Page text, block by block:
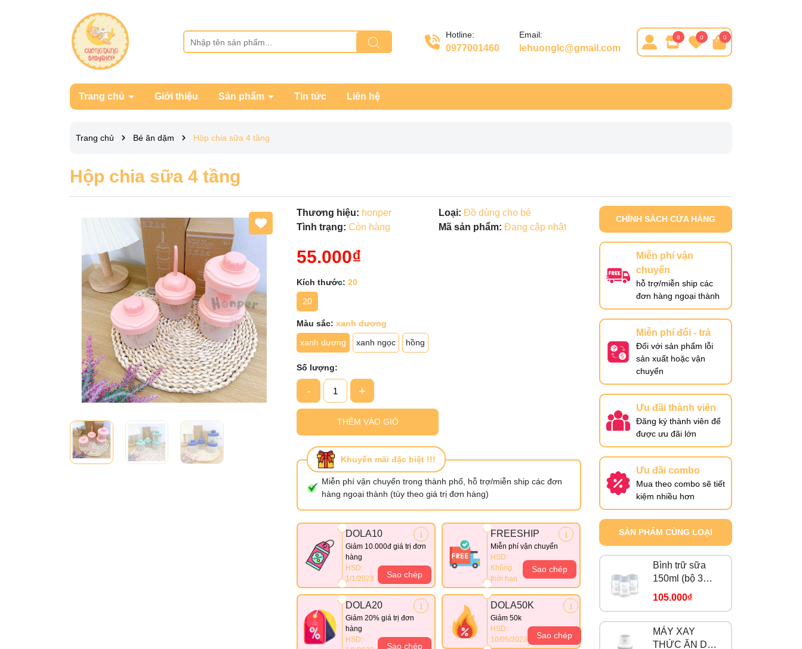
Hotline:
0977001460
Email:
lehuonglc@gmail.com
8 0 0
Trang chủ Giới thiệu Sản phẩm Tin tức Liên hệ
Trang chủ Bé ăn dặm Hộp chia sữa 4 tầng
Hộp chia sữa 4 tầng
Thương hiệu: honper Loại: Đồ dùng cho bé
Tình trạng: Còn hàng Mã sản phẩm: Đang cập nhật
55.000₫
Kích thước: 20
20
Màu sắc: xanh dương
xanh dương
xanh ngọc hồng
Số lượng:
- +
THÊM VÀO GIỎ
Khuyến mãi đặc biệt !!!
Miễn phí vận chuyển trong thành phố, hỗ trợ/miễn ship các đơn
hàng ngoại thành (tùy theo giá trị đơn hàng)
DOLA10
Giảm 10.000đ giá trị đơn
hàng
HSD:
1/1/2023
Sao chép
FREESHIP
Miễn phí vận chuyển
HSD:
Không
thời hạn
Sao chép
DOLA20
Giảm 20% giá trị đơn
hàng
HSD:
Sao chép
DOLA50K
Giảm 50k
HSD:
10/05/2023
Sao chép
CHÍNH SÁCH CỬA HÀNG
Miễn phí vận
chuyển
hỗ trợ/miễn ship các
đơn hàng ngoại thành
Miễn phí đổi - trả
Đối với sản phẩm lỗi
sản xuất hoặc vận
chuyển
Ưu đãi thành viên
Đăng ký thành viên để
được ưu đãi lớn
Ưu đãi combo
Mua theo combo sẽ tiết
kiệm nhiều hơn
SẢN PHẨM CÙNG LOẠI
Bình trữ sữa
150ml (bộ 3
bình) Fatzbaby
105.000₫
MÁY XAY
THỨC ĂN DẶM